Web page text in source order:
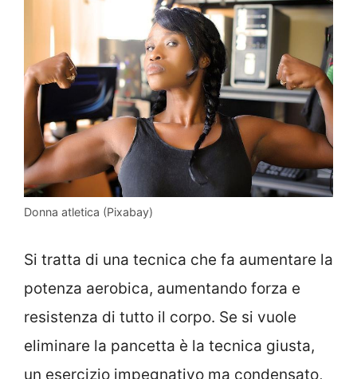
Donna atletica (Pixabay)
Si tratta di una tecnica che fa aumentare la
potenza aerobica, aumentando forza e
resistenza di tutto il corpo. Se si vuole
eliminare la pancetta è la tecnica giusta,
un esercizio impegnativo ma condensato,